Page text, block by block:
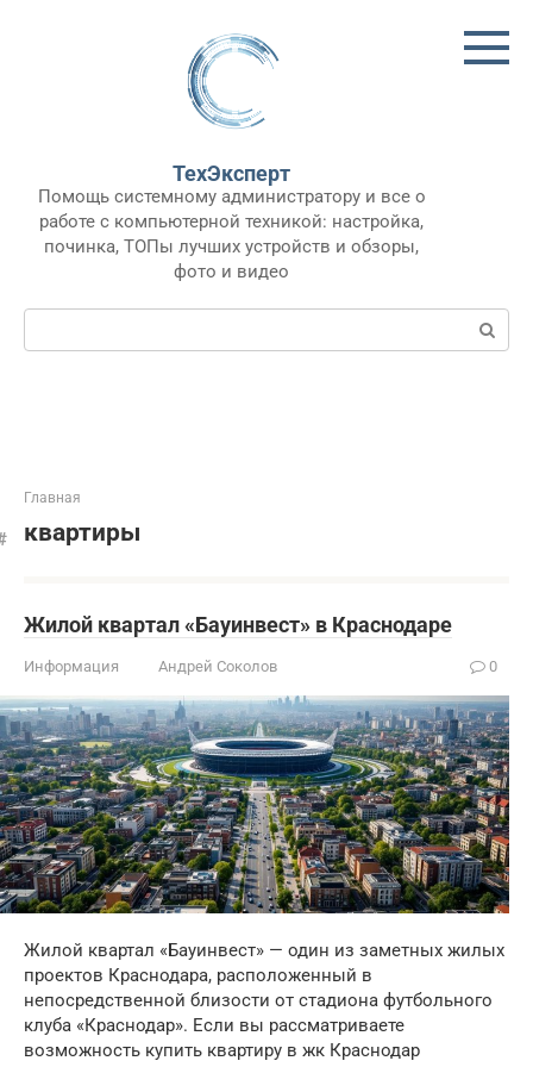
ТехЭксперт
Помощь системному администратору и все о
работе с компьютерной техникой: настройка,
починка, ТОПы лучших устройств и обзоры,
фото и видео
Поиск:
Главная
квартиры
Жилой квартал «Бауинвест» в Краснодаре
Информация Андрей Соколов 0
Жилой квартал «Бауинвест» — один из заметных жилых
проектов Краснодара, расположенный в
непосредственной близости от стадиона футбольного
клуба «Краснодар». Если вы рассматриваете
возможность купить квартиру в жк Краснодар